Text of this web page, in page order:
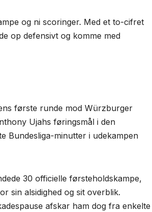
og ni scoringer. Med et to-cifret
op defensivt og komme med
første runde mod Würzburger
Ujahs førings­mål i den
Bundesliga-minutter i udekampen
30 officielle første­holdskampe,
sin alsidighed og sit overblik.
afskar ham dog fra enkelte